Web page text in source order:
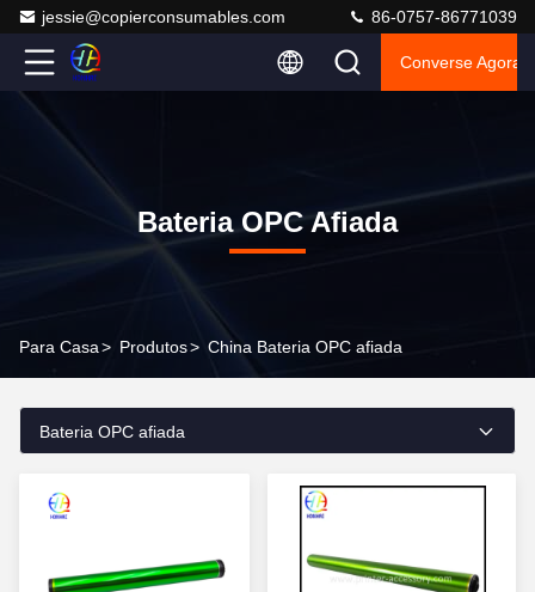
jessie@copierconsumables.com 86-0757-86771039
Converse Agora
Bateria OPC Afiada
Para Casa> Produtos> China Bateria OPC afiada
Bateria OPC afiada